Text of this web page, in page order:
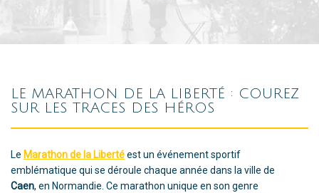
LE MARATHON DE LA LIBERTÉ : COUREZ
SUR LES TRACES DES HÉROS
Le Marathon de la Libertéest un événement sportif
emblématique qui se déroule chaque année dans la ville de
Caen, en Normandie. Ce marathon unique en son genre